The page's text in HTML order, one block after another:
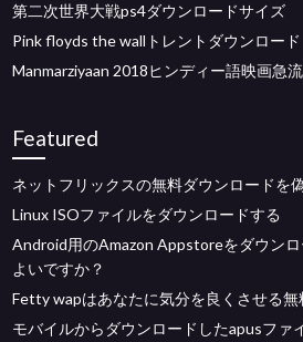
第二次世界大戦ps4ダウンロードサイズ
Pink floyds the wallトレントダウンロード
Manmarziyaan 2018ヒンディー語映画急
Featured
ネットフリックスの無料ダウンロードを
Linux ISOファイルをダウンロードする
Android用のAmazon Appstoreをダウン
よいですか？
Fetty wapはあなたに気分を良くさせる無
モバイルからダウンロードしたapusファ